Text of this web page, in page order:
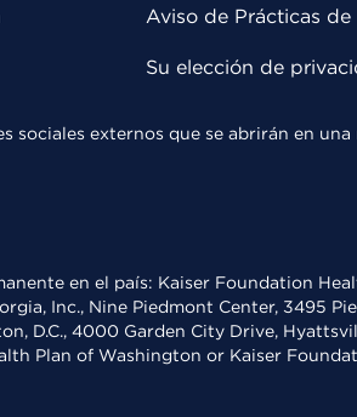
Aviso de Prácticas
Su elección de
sociales externos que se abrirán en
en el país: Kaiser Foundation
Inc., Nine Piedmont Center, 3495
D.C., 4000 Garden City Drive,
Plan of Washington or Kaiser